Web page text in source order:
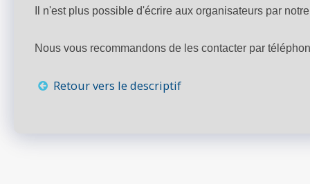
Il n'est plus possible d'écrire aux organisateurs par
Nous vous recommandons de les contacter par
Retour vers le descriptif